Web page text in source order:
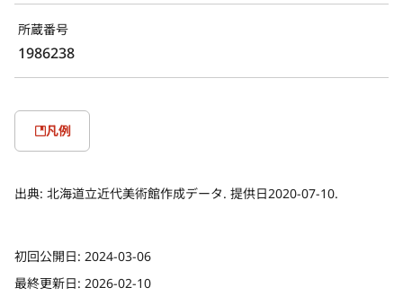
所蔵番号
1986238
凡例
出典: 北海道立近代美術館作成データ. 提供日2020-07-10.
初回公開日: 2024-03-06
最終更新日: 2026-02-10